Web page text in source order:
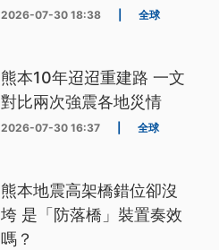
2026-07-30 18:38 全球
熊本10年迢迢重建路 一文
對比兩次強震各地災情
2026-07-30 16:37 全球
熊本地震高架橋錯位卻沒
垮 是「防落橋」裝置奏效
嗎？